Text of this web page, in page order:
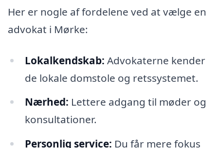
Her er nogle af fordelene ved at vælge en
advokat i Mørke:
Lokalkendskab: Advokaterne kender
de lokale domstole og retssystemet.
Nærhed: Lettere adgang til møder og
konsultationer.
Personlig service: Du får mere fokus